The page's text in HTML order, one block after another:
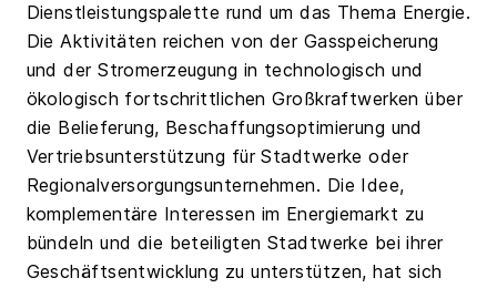
Dienstleistungspalette rund um das Thema Energie.
Die Aktivitäten reichen von der Gasspeicherung
und der Stromerzeugung in technologisch und
ökologisch fortschrittlichen Großkraftwerken über
die Belieferung, Beschaffungsoptimierung und
Vertriebsunterstützung für Stadtwerke oder
Regionalversorgungsunternehmen. Die Idee,
komplementäre Interessen im Energiemarkt zu
bündeln und die beteiligten Stadtwerke bei ihrer
Geschäftsentwicklung zu unterstützen, hat sich